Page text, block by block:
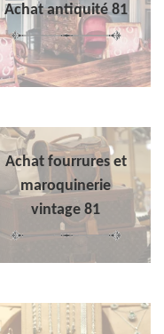
Achat antiquité 81
Achat fourrures et
maroquinerie
vintage 81